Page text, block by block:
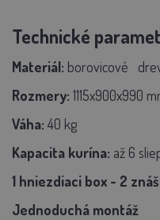
Technické
Materiál: borovicové
Rozmery: 1115x900x990
Váha: 40 kg
Kapacita kurína: až 6
1 hniezdiaci box - 2
Jednoduchá montáž